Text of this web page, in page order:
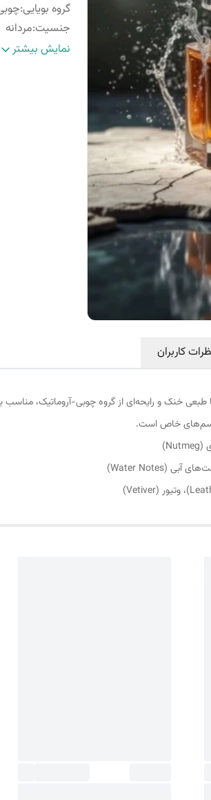
گروه بویایی:
جنسیت:مردانه
پراکندگی:متوسط
نمایش بیشتر
کاربران
طبعی خنک و رایحه‌ای از گروه چوبی-آروماتیک، مناسب
خاص است.